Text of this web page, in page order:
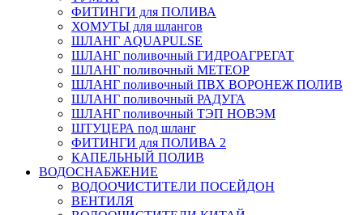
ФИТИНГИ для ПОЛИВА
ХОМУТЫ для шлангов
ШЛАНГ AQUAPULSE
ШЛАНГ поливочный ГИДРОАГРЕГАТ
ШЛАНГ поливочный МЕТЕОР
ШЛАНГ поливочный ПВХ ВОРОНЕЖ ПОЛИВ
ШЛАНГ поливочный РАДУГА
ШЛАНГ поливочный ТЭП НОВЭМ
ШТУЦЕРА под шланг
ФИТИНГИ для ПОЛИВА 2
КАПЕЛЬНЫЙ ПОЛИВ
ВОДОСНАБЖЕНИЕ
ВОДООЧИСТИТЕЛИ ПОСЕЙДОН
ВЕНТИЛЯ